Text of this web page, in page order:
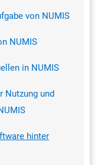
von NUMIS
NUMIS
in NUMIS
Nutzung und
hinter